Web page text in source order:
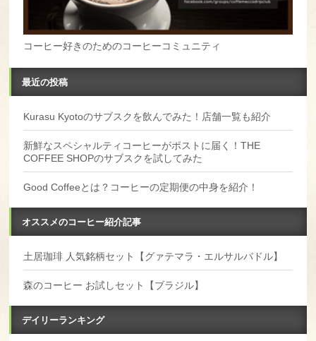
コーヒー好きのためのコーヒーコミュニティ
最近の投稿
Kurasu Kyotoのサブスクを飲んでみた！店舗一覧も紹介
新鮮なスペシャルティコーヒーがポストに届く！THE
COFFEE SHOPのサブスクを試してみた
Good Coffeeとは？コーヒーの定期便の中身を紹介！
オススメのコーヒー紹介記事
土居珈琲 人気銘柄セット【グァテマラ・エルサルバドル】
森のコーヒー お試しセット【ブラジル】
デイリーランキング